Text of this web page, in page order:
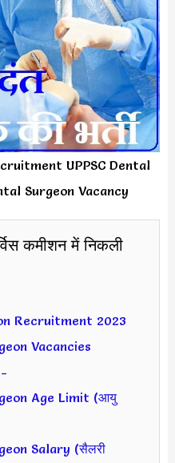
UPPSC Dental
Surgeon Vacancy
कमीशन में निकली
Recruitment 2023
Vacancies
Age Limit (आयु
Salary (सैलरी